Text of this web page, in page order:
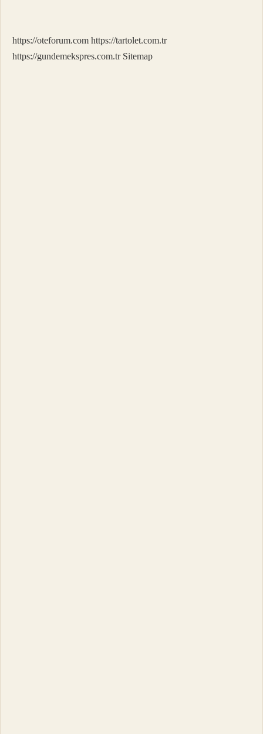
https://oteforum.com https://tartolet.com.tr
https://gundemekspres.com.tr Sitemap